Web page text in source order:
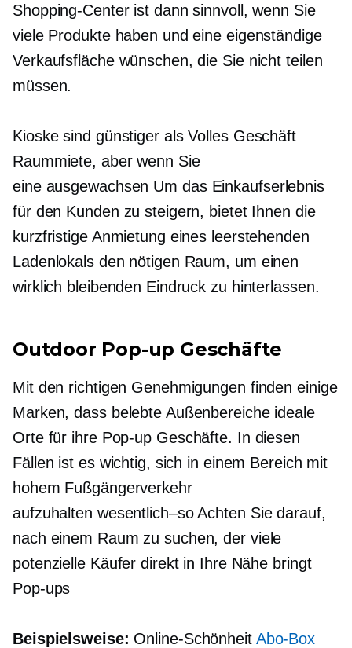
Shopping-Center ist dann sinnvoll, wenn Sie
viele Produkte haben und eine eigenständige
Verkaufsfläche wünschen, die Sie nicht teilen
müssen.
Kioske sind günstiger alsVolles Geschäft
Raummiete, aber wenn Sie
eine ausgewachsen Um das Einkaufserlebnis
für den Kunden zu steigern, bietet Ihnen die
kurzfristige Anmietung eines leerstehenden
Ladenlokals den nötigen Raum, um einen
wirklich bleibenden Eindruck zu hinterlassen.
Outdoor Pop-up Geschäfte
Mit den richtigen Genehmigungen finden einige
Marken, dass belebte Außenbereiche ideale
Orte für ihre Pop-up Geschäfte. In diesen
Fällen ist es wichtig, sich in einem Bereich mit
hohem Fußgängerverkehr
aufzuhalten wesentlich–soAchten Sie darauf,
nach einem Raum zu suchen, der viele
potenzielle Käufer direkt in Ihre Nähe bringt
Pop-ups
Beispielsweise: Online-Schönheit Abo-Box